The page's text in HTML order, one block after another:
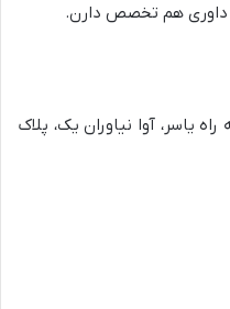
داوری هم تخصص دارن.
یاسر، آوا نیاوران یک، پلاک